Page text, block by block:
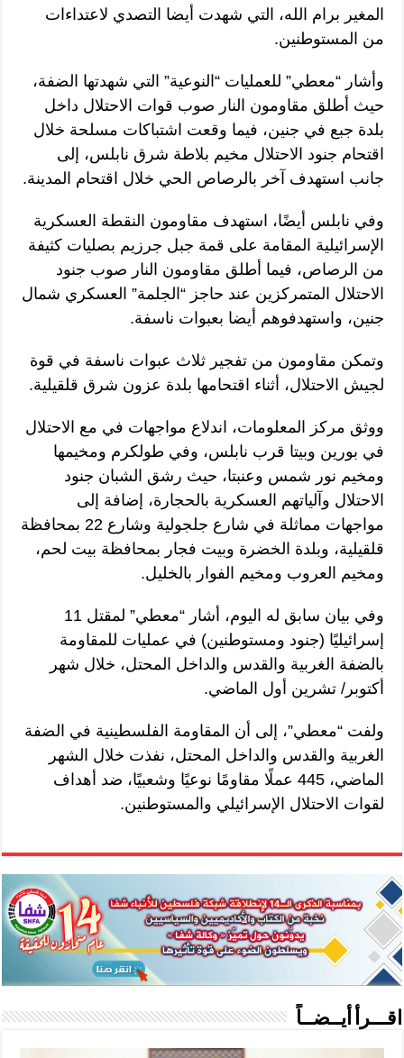
المغير برام الله، التي شهدت أيضا التصدي لاعتداءات
من المستوطنين.
وأشار “معطي” للعمليات “النوعية” التي شهدتها الضفة،
حيث أطلق مقاومون النار صوب قوات الاحتلال داخل
بلدة جبع في جنين، فيما وقعت اشتباكات مسلحة خلال
اقتحام جنود الاحتلال مخيم بلاطة شرق نابلس، إلى
جانب استهدف آخر بالرصاص الحي خلال اقتحام المدينة.
وفي نابلس أيضًا، استهدف مقاومون النقطة العسكرية
الإسرائيلية المقامة على قمة جبل جرزيم بصليات كثيفة
من الرصاص، فيما أطلق مقاومون النار صوب جنود
الاحتلال المتمركزين عند حاجز “الجلمة” العسكري شمال
جنين، واستهدفوهم أيضا بعبوات ناسفة.
وتمكن مقاومون من تفجير ثلاث عبوات ناسفة في قوة
لجيش الاحتلال، أثناء اقتحامها بلدة عزون شرق قلقيلية.
ووثق مركز المعلومات، اندلاع مواجهات في مع الاحتلال
في بورين وبيتا قرب نابلس، وفي طولكرم ومخيمها
ومخيم نور شمس وعنبتا، حيث رشق الشبان جنود
الاحتلال وآلياتهم العسكرية بالحجارة، إضافة إلى
مواجهات مماثلة في شارع جلجولية وشارع 22 بمحافظة
قلقيلية، وبلدة الخضرة وبيت فجار بمحافظة بيت لحم،
ومخيم العروب ومخيم الفوار بالخليل.
وفي بيان سابق له اليوم، أشار “معطي” لمقتل 11
إسرائيليًا (جنود ومستوطنين) في عمليات للمقاومة
بالضفة الغربية والقدس والداخل المحتل، خلال شهر
أكتوبر/ تشرين أول الماضي.
ولفت “معطي”، إلى أن المقاومة الفلسطينية في الضفة
الغربية والقدس والداخل المحتل، نفذت خلال الشهر
الماضي، 445 عملًا مقاومًا نوعيًا وشعبيًا، ضد أهداف
لقوات الاحتلال الإسرائيلي والمستوطنين.
اقـــرأ أيــضــاً